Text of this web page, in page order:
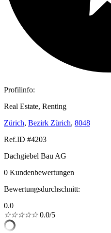
Profilinfo:
Real Estate, Renting
Zürich, Bezirk Zürich, 8048
Ref.ID #4203
Dachgiebel Bau AG
0 Kundenbewertungen
Bewertungsdurchschnitt:
0.0
☆☆☆☆☆ 0.0/5